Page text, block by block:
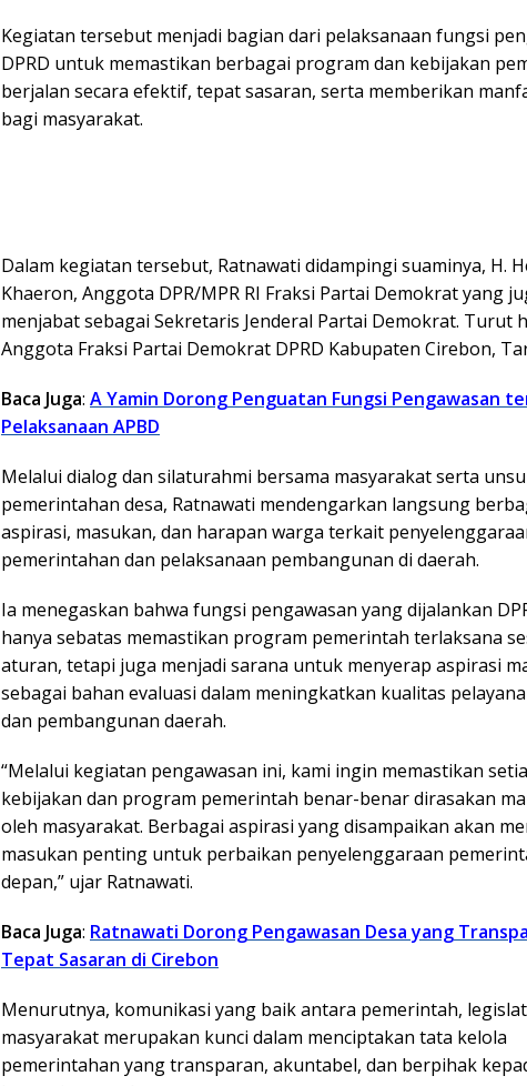
Kegiatan tersebut menjadi bagian dari pelaksanaan fungsi
DPRD untuk memastikan berbagai program dan kebijakan
berjalan secara efektif, tepat sasaran, serta memberikan
bagi masyarakat.
Dalam kegiatan tersebut, Ratnawati didampingi suaminya, H.
Khaeron, Anggota DPR/MPR RI Fraksi Partai Demokrat yang
menjabat sebagai Sekretaris Jenderal Partai Demokrat. Turut
Anggota Fraksi Partai Demokrat DPRD Kabupaten Cirebon,
Baca Juga: A Yamin Dorong Penguatan Fungsi Pengawasan
Pelaksanaan APBD
Melalui dialog dan silaturahmi bersama masyarakat serta
pemerintahan desa, Ratnawati mendengarkan langsung
aspirasi, masukan, dan harapan warga terkait
pemerintahan dan pelaksanaan pembangunan di daerah.
Ia menegaskan bahwa fungsi pengawasan yang dijalankan
hanya sebatas memastikan program pemerintah terlaksana
aturan, tetapi juga menjadi sarana untuk menyerap aspirasi
sebagai bahan evaluasi dalam meningkatkan kualitas
dan pembangunan daerah.
“Melalui kegiatan pengawasan ini, kami ingin memastikan
kebijakan dan program pemerintah benar-benar dirasakan
oleh masyarakat. Berbagai aspirasi yang disampaikan akan
masukan penting untuk perbaikan penyelenggaraan
depan,” ujar Ratnawati.
Baca Juga: Ratnawati Dorong Pengawasan Desa yang
Tepat Sasaran di Cirebon
Menurutnya, komunikasi yang baik antara pemerintah,
masyarakat merupakan kunci dalam menciptakan tata kelola
pemerintahan yang transparan, akuntabel, dan berpihak